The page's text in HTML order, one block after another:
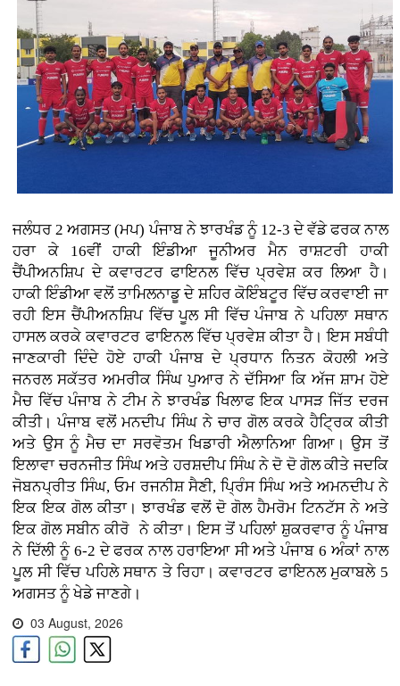
ਜਲੰਧਰ 2 ਅਗਸਤ (ਮਪ) ਪੰਜਾਬ ਨੇ ਝਾਰਖੰਡ ਨੂੰ 12-3 ਦੇ ਵੱਡੇ ਫਰਕ ਨਾਲ
ਹਰਾ ਕੇ 16ਵੀਂ ਹਾਕੀ ਇੰਡੀਆ ਜੂਨੀਅਰ ਮੈਨ ਰਾਸ਼ਟਰੀ ਹਾਕੀ
ਚੈਂਪੀਅਨਸ਼ਿਪ ਦੇ ਕਵਾਰਟਰ ਫਾਇਨਲ ਵਿੱਚ ਪ੍ਰਵੇਸ਼ ਕਰ ਲਿਆ ਹੈ।
ਹਾਕੀ ਇੰਡੀਆ ਵਲੋਂ ਤਾਮਿਲਨਾਡੂ ਦੇ ਸ਼ਹਿਰ ਕੋਇੰਬਟੂਰ ਵਿੱਚ ਕਰਵਾਈ ਜਾ
ਰਹੀ ਇਸ ਚੈਂਪੀਅਨਸ਼ਿਪ ਵਿੱਚ ਪੂਲ ਸੀ ਵਿੱਚ ਪੰਜਾਬ ਨੇ ਪਹਿਲਾ ਸਥਾਨ
ਹਾਸਲ ਕਰਕੇ ਕਵਾਰਟਰ ਫਾਇਨਲ ਵਿੱਚ ਪ੍ਰਵੇਸ਼ ਕੀਤਾ ਹੈ। ਇਸ ਸਬੰਧੀ
ਜਾਣਕਾਰੀ ਦਿੰਦੇ ਹੋਏ ਹਾਕੀ ਪੰਜਾਬ ਦੇ ਪ੍ਰਧਾਨ ਨਿਤਨ ਕੋਹਲੀ ਅਤੇ
ਜਨਰਲ ਸਕੱਤਰ ਅਮਰੀਕ ਸਿੰਘ ਪੁਆਰ ਨੇ ਦੱਸਿਆ ਕਿ ਅੱਜ ਸ਼ਾਮ ਹੋਏ
ਮੈਚ ਵਿੱਚ ਪੰਜਾਬ ਨੇ ਟੀਮ ਨੇ ਝਾਰਖੰਡ ਖਿਲਾਫ ਇਕ ਪਾਸੜ ਜਿੱਤ ਦਰਜ
ਕੀਤੀ। ਪੰਜਾਬ ਵਲੋਂ ਮਨਦੀਪ ਸਿੰਘ ਨੇ ਚਾਰ ਗੋਲ ਕਰਕੇ ਹੈਟ੍ਰਿਕ ਕੀਤੀ
ਅਤੇ ਉਸ ਨੂੰ ਮੈਚ ਦਾ ਸਰਵੋਤਮ ਖਿਡਾਰੀ ਐਲਾਨਿਆ ਗਿਆ। ਉਸ ਤੋਂ
ਇਲਾਵਾ ਚਰਨਜੀਤ ਸਿੰਘ ਅਤੇ ਹਰਸ਼ਦੀਪ ਸਿੰਘ ਨੇ ਦੋ ਦੋ ਗੋਲ ਕੀਤੇ ਜਦਕਿ
ਜੋਬਨਪ੍ਰੀਤ ਸਿੰਘ, ਓਮ ਰਜਨੀਸ਼ ਸੈਣੀ, ਪ੍ਰਿੰਸ ਸਿੰਘ ਅਤੇ ਅਮਨਦੀਪ ਨੇ
ਇਕ ਇਕ ਗੋਲ ਕੀਤਾ। ਝਾਰਖੰਡ ਵਲੋਂ ਦੋ ਗੋਲ ਹੈਮਰੋਮ ਟਿਨਟੱਸ ਨੇ ਅਤੇ
ਇਕ ਗੋਲ ਸਬੀਨ ਕੀਰੋ ਨੇ ਕੀਤਾ। ਇਸ ਤੋਂ ਪਹਿਲਾਂ ਸ਼ੁਕਰਵਾਰ ਨੂੰ ਪੰਜਾਬ
ਨੇ ਦਿੱਲੀ ਨੂੰ 6-2 ਦੇ ਫਰਕ ਨਾਲ ਹਰਾਇਆ ਸੀ ਅਤੇ ਪੰਜਾਬ 6 ਅੰਕਾਂ ਨਾਲ
ਪੂਲ ਸੀ ਵਿੱਚ ਪਹਿਲੇ ਸਥਾਨ ਤੇ ਰਿਹਾ। ਕਵਾਰਟਰ ਫਾਇਨਲ ਮੁਕਾਬਲੇ 5
ਅਗਸਤ ਨੂੰ ਖੇਡੇ ਜਾਣਗੇ।
03 August, 2026